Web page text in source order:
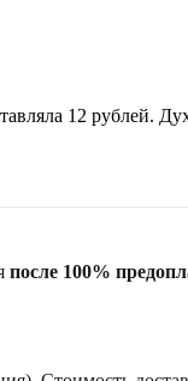
12 рублей.
после 100%